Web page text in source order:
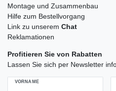
Montage und Zusammenbau
Hilfe zum Bestellvorgang
Link zu unserem Chat
Reklamationen
Profitieren Sie von Rabatten
Lassen Sie sich per Newsletter
VORNAME